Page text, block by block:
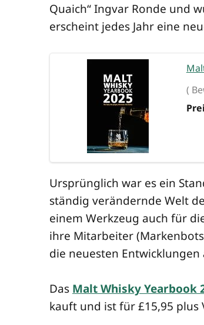
Quaich“ Ing­var Ron­de und
erscheint jedes Jahr eine
(
Ursprüng­lich war es ein
stän­dig ver­än­dern­de Welt
einem Werk­zeug auch für
ihre Mit­ar­bei­ter
die neu­es­ten
Das Malt Whis­ky Year­book
kauft und ist für £15,95 plus